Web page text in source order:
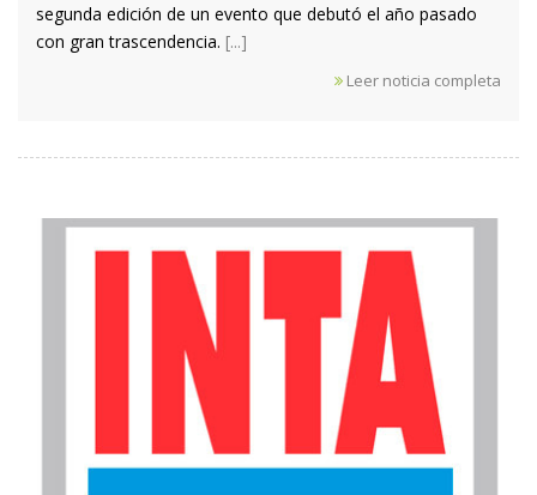
segunda edición de un evento que debutó el año pasado
con gran trascendencia. [...]
Leer noticia completa